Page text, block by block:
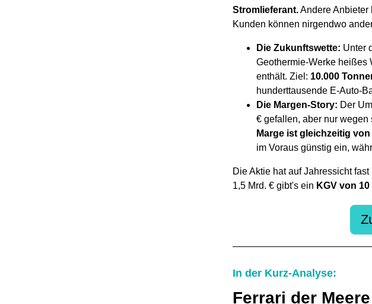
Stromlieferant.Andere
Kunden können nirgendwo
Die Zukunftswette: Unter
Geothermie-Werke heißes
enthält. Ziel: 10.000
hunderttausende E-Auto-
Die Margen-Story: Der
€ gefallen, aber nur
Marge ist gleichzeitig
im Voraus günstig ein,
Die Aktie hat auf Jahressicht
1,5 Mrd. € gibt's ein KGV von
In der Kurz-Analyse:
Ferrari der Meere